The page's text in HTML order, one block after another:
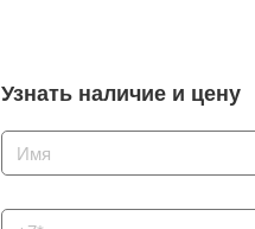
Узнать наличие и цену